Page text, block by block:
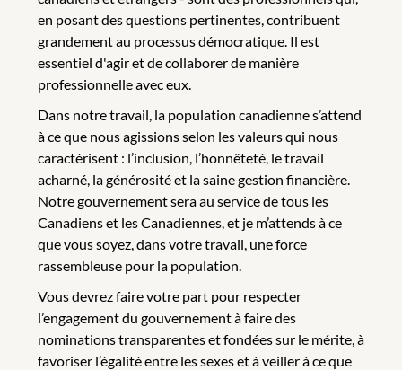
en posant des questions pertinentes, contribuent
grandement au processus démocratique. Il est
essentiel d'agir et de collaborer de manière
professionnelle avec eux.
Dans notre travail, la population canadienne s’attend
à ce que nous agissions selon les valeurs qui nous
caractérisent : l’inclusion, l’honnêteté, le travail
acharné, la générosité et la saine gestion financière.
Notre gouvernement sera au service de tous les
Canadiens et les Canadiennes, et je m’attends à ce
que vous soyez, dans votre travail, une force
rassembleuse pour la population.
Vous devrez faire votre part pour respecter
l’engagement du gouvernement à faire des
nominations transparentes et fondées sur le mérite, à
favoriser l’égalité entre les sexes et à veiller à ce que